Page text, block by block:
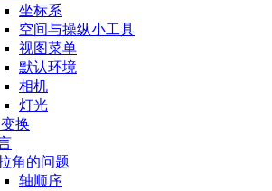
坐标系
空间与操纵小工具
视图菜单
默认环境
相机
灯光
换
角的问题
轴顺序